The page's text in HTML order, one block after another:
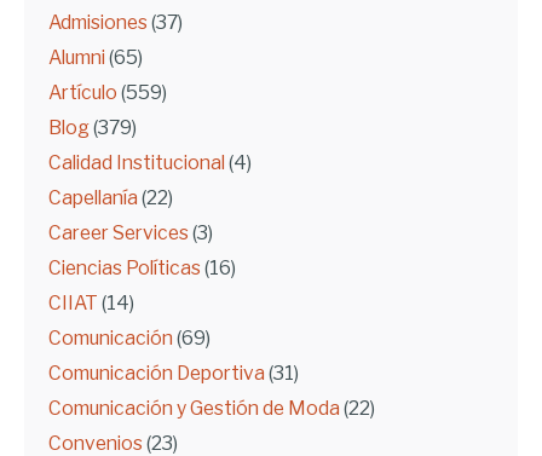
Admisiones (37)
Alumni (65)
Artículo (559)
Blog(379)
Calidad Institucional (4)
Capellanía (22)
Career Services (3)
Ciencias Políticas (16)
CIIAT (14)
Comunicación (69)
Comunicación Deportiva (31)
Comunicación y Gestión de Moda (22)
Convenios (23)